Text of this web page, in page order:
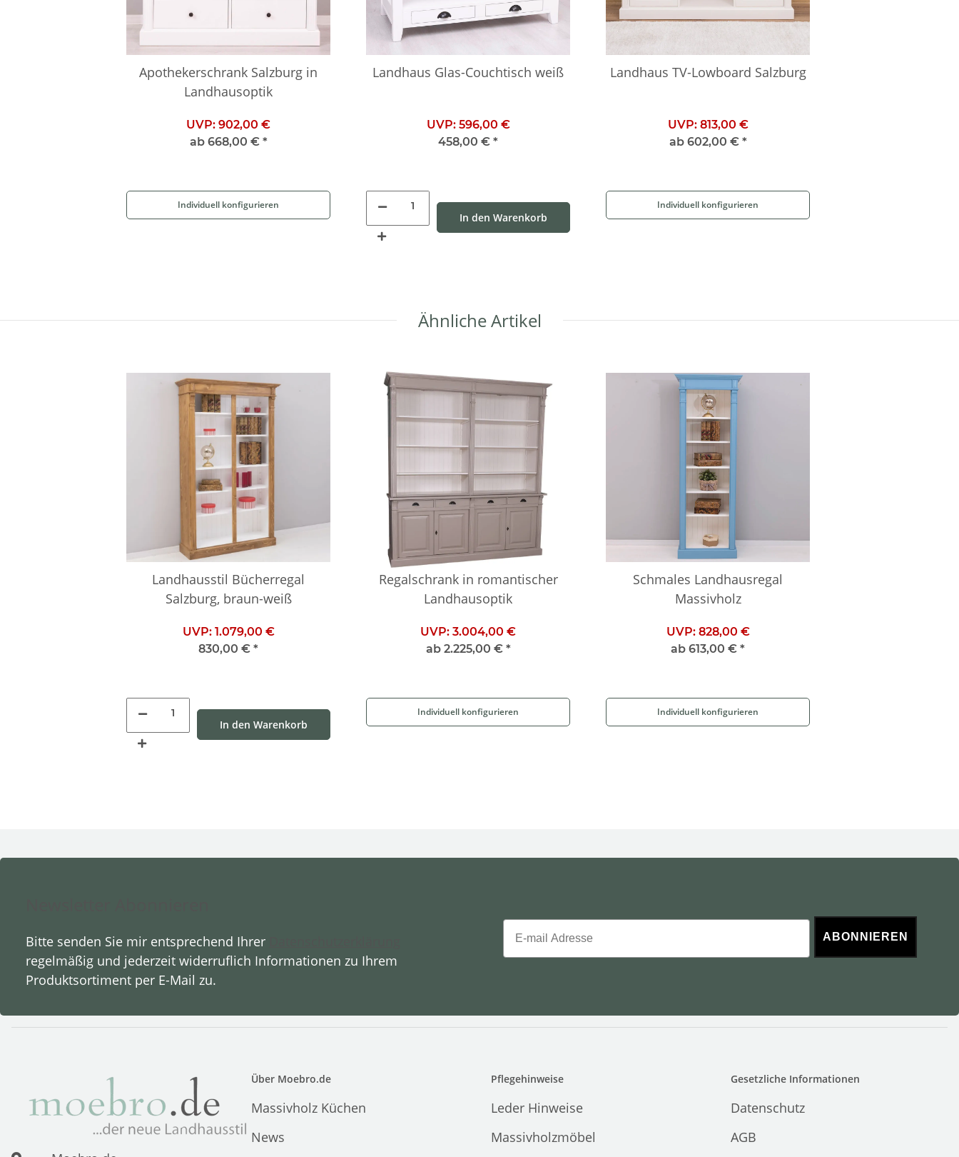
Apothekerschrank Salzburg in
Landhausoptik
UVP: 902,00 €
ab 668,00 € *
Individuell konfigurieren
Landhaus Glas-Couchtisch weiß
UVP: 596,00 €
458,00 € *
In den Warenkorb
Landhaus TV-Lowboard Salzburg
UVP: 813,00 €
ab 602,00 € *
Individuell konfigurieren
Ähnliche Artikel
Landhausstil Bücherregal
Salzburg, braun-weiß
UVP: 1.079,00 €
830,00 € *
In den Warenkorb
Regalschrank in romantischer
Landhausoptik
UVP: 3.004,00 €
ab 2.225,00 € *
Individuell konfigurieren
Schmales Landhausregal
Massivholz
UVP: 828,00 €
ab 613,00 € *
Individuell konfigurieren
Bitte senden Sie mir entsprechend Ihrer
regelmäßig und jederzeit widerruflich Informationen zu Ihrem
Produktsortiment per E-Mail zu.
Email
ABONNIEREN
Über Moebro.de
Massivholz Küchen
News
Pflegehinweise
Leder Hinweise
Massivholzmöbel
Gesetzliche Informationen
Datenschutz
AGB